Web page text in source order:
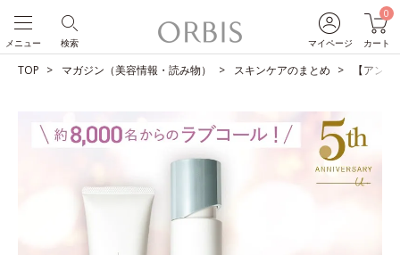
マイページ
0
カート
検索
メニュー
TOP マガジン（美容情報・読み物） スキンケアのまとめ 【アン